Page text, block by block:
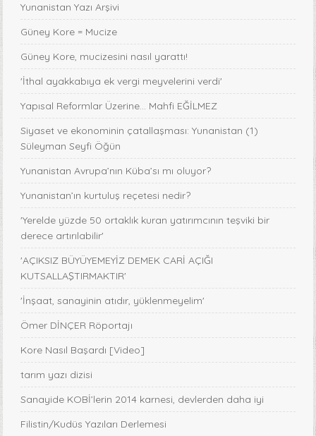
Yunanistan Yazı Arşivi
Güney Kore = Mucize
Güney Kore, mucizesini nasıl yarattı!
'İthal ayakkabıya ek vergi meyvelerini verdi'
Yapısal Reformlar Üzerine... Mahfi EĞİLMEZ
Siyaset ve ekonominin çatallaşması: Yunanistan (1)
Süleyman Seyfi Öğün
Yunanistan Avrupa’nın Küba’sı mı oluyor?
Yunanistan’ın kurtuluş reçetesi nedir?
'Yerelde yüzde 50 ortaklık kuran yatırımcının teşviki bir
derece artırılabilir'
'AÇIKSIZ BÜYÜYEMEYİZ DEMEK CARİ AÇIĞI
KUTSALLAŞTIRMAKTIR'
'İnşaat, sanayinin atıdır, yüklenmeyelim'
Ömer DİNÇER Röportajı
Kore Nasıl Başardı [Video]
tarım yazı dizisi
Sanayide KOBİ’lerin 2014 karnesi, devlerden daha iyi
Filistin/Kudüs Yazıları Derlemesi